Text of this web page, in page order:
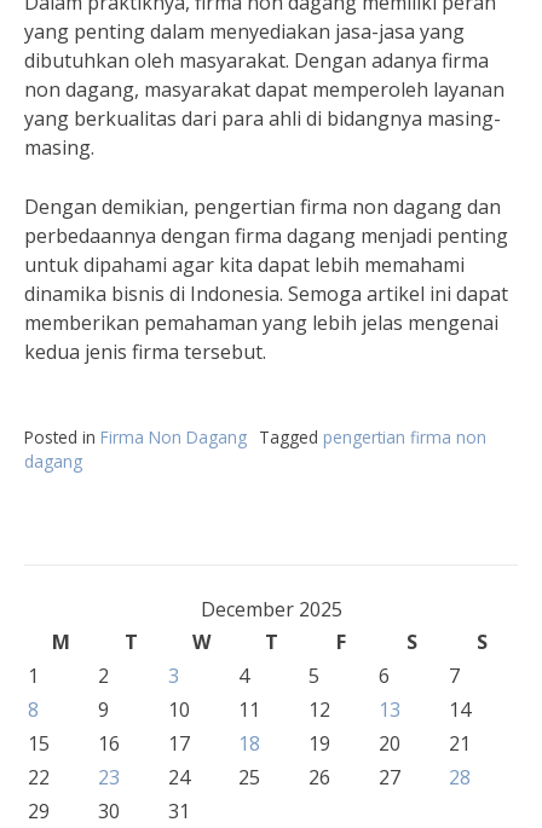
yang penting dalam menyediakan jasa-jasa yang
dibutuhkan oleh masyarakat. Dengan adanya firma
non dagang, masyarakat dapat memperoleh layanan
yang berkualitas dari para ahli di bidangnya masing-
masing.
Dengan demikian, pengertian firma non dagang dan
perbedaannya dengan firma dagang menjadi penting
untuk dipahami agar kita dapat lebih memahami
dinamika bisnis di Indonesia. Semoga artikel ini dapat
memberikan pemahaman yang lebih jelas mengenai
kedua jenis firma tersebut.
Posted in Firma Non Dagang Tagged pengertian firma non
dagang
December 2025
M
T W T F S
S
1
2 3 4 5 6
7
8
9 10 11 12 13
14
15
16 17 18 19 20
21
22
23 24 25 26 27
28
29
30 31